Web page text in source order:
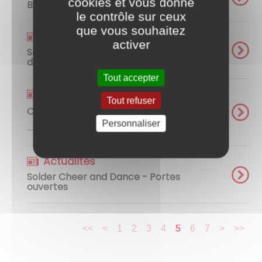
Balade gourmande - Rotary Club
Actualités
Solder Cheer and Dance - Gala de fin
d'année
Cyclathlon 2025
...
Actualités
Solder Cheer and Dance - Portes
ouvertes
<< < 1 2 3 4 5 6 7 > >>
le contrôle sur ceux
que vous souhaitez
activer
Tout accepter
Tout refuser
Personnaliser